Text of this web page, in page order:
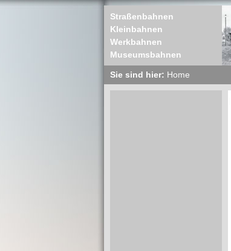
Straßenbahnen
Kleinbahnen
Werkbahnen
Museumsbahnen
Sie sind hier: Home